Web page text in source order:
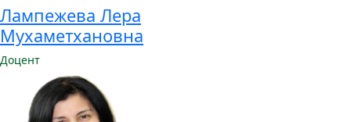
Лампежева Лера
Мухаметхановна
Доцент